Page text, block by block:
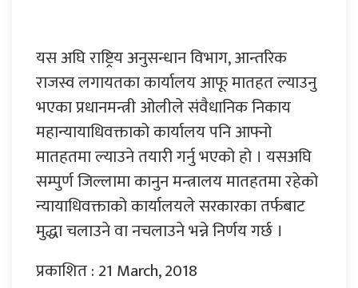
यस अघि राष्ट्रिय अनुसन्धान विभाग, आन्तरिक
राजस्व लगायतका कार्यालय आफू मातहत ल्याउनु
भएका प्रधानमन्त्री ओलीले संवैधानिक निकाय
महान्यायाधिवक्ताको कार्यालय पनि आफ्नो
मातहतमा ल्याउने तयारी गर्नु भएको हो । यसअघि
सम्पुर्ण जिल्लामा कानुन मन्त्रालय मातहतमा रहेको
न्यायाधिवक्ताको कार्यालयले सरकारका तर्फबाट
मुद्धा चलाउने वा नचलाउने भन्ने निर्णय गर्छ ।
प्रकाशित : 21 March, 2018